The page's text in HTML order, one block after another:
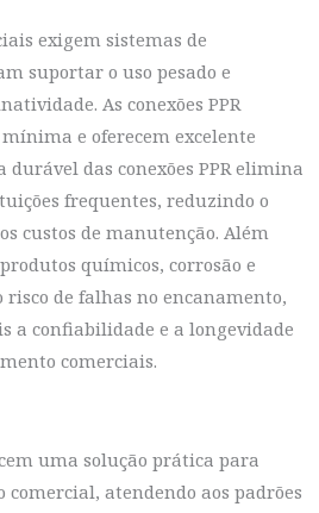
exigem sistemas de
suportar o uso pesado e
As conexões PPR
e oferecem excelente
das conexões PPR elimina
frequentes, reduzindo o
custos de manutenção. Além
químicos, corrosão e
de falhas no encanamento,
a confiabilidade e a longevidade
comerciais.
uma solução prática para
comercial, atendendo aos padrões